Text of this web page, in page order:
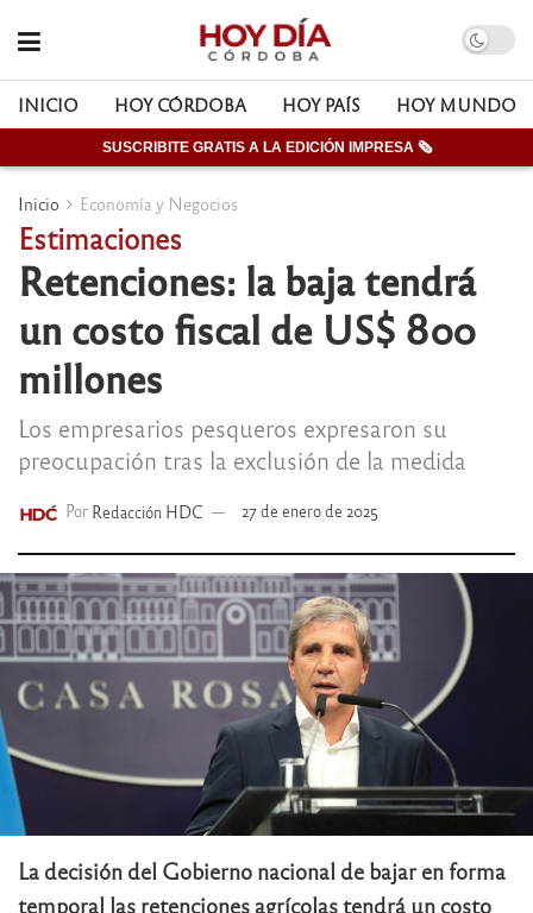
INICIO HOY CÓRDOBA HOY PAÍS HOY MUNDO
SUSCRIBITE GRATIS A LA EDICIÓN IMPRESA 🗞
Inicio Economía y Negocios
Estimaciones
Retenciones: la baja tendrá
un costo fiscal de US$ 800
millones
Los empresarios pesqueros expresaron su
preocupación tras la exclusión de la medida
Por Redacción HDC 27 de enero de 2025
La decisión del Gobierno nacional de bajar en forma
temporal las retenciones agrícolas tendrá un costo